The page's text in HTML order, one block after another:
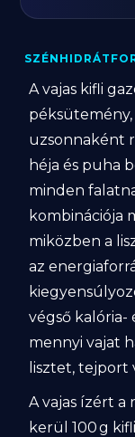
A vajas kifli
uzsonnaként
héja és puha
minden
kombinációja
miközben a
az
végső
mennyi vajat
lisztet, tejport
A vajas ízért
kerül 100 g